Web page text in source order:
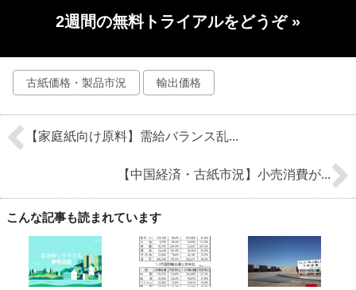
2週間の無料トライアルをどうぞ »
古紙価格・製品市況 輸出価格
【家庭紙向け原料】需給バランス乱...
【中国経済・古紙市況】小売消費が...
こんな記事も読まれています